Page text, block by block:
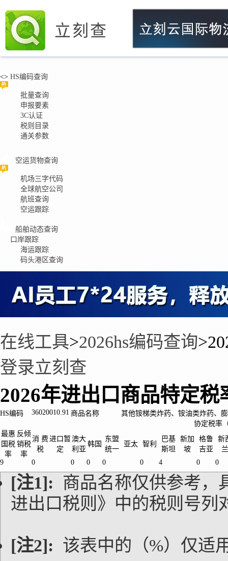
立刻查
<> HS编码查询
批量查询
申报要素
3C认证
税则目录
通关参数
空运货物查询
机场三字代码
全球航空公司
航班查询
空运跟踪
船舶动态查询
口岸跟踪
海运跟踪
码头港区查询
在线工具>2026hs编码查询>
登录立刻查
2026年进出口商品特定税
HS编码 36020010.91 商品名称
其他铵梯类炸药、铵油类炸药、
协定税率
最惠
国税
率
反倾
销税
率
消 费
税
进口暂
定
澳大
利亚
韩国
东盟
统一
亚太 智利
巴基
斯坦
新加
坡
格鲁
吉亚
新
兰
9
0 0 0 0 0 4 0 0
[注1]: 商品名称仅供参考，
进出口税则》中的税则号列
[注2]: 该表中的（%）仅适